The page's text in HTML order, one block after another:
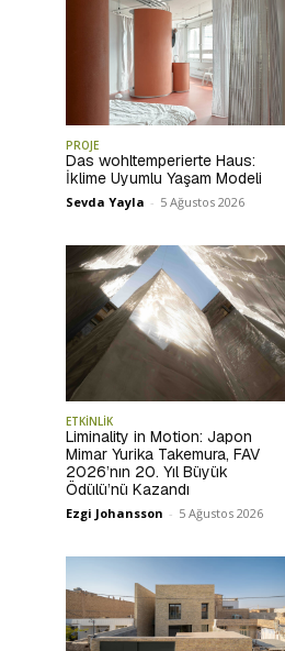
PROJE
Das wohltemperierte Haus:
İklime Uyumlu Yaşam Modeli
Sevda Yayla - 5 Ağustos 2026
ETKİNLİK
Liminality in Motion: Japon
Mimar Yurika Takemura, FAV
2026’nın 20. Yıl Büyük
Ödülü’nü Kazandı
Ezgi Johansson - 5 Ağustos 2026